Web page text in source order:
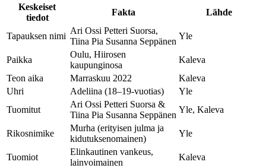
Keskeiset
tiedot
Fakta Lähde
Tapauksen nimi
Ari Ossi Petteri Suorsa,
Tiina Pia Susanna Seppänen
Yle
Paikka
Oulu, Hiirosen
kaupunginosa
Kaleva
Teon aika
Marraskuu 2022
Kaleva
Uhri
Adeliina (18–19-vuotias)
Yle
Tuomitut
Ari Ossi Petteri Suorsa &
Tiina Pia Susanna Seppänen
Yle, Kaleva
Rikosnimike
Murha (erityisen julma ja
kidutuksenomainen)
Yle
Tuomiot
Elinkautinen vankeus,
lainvoimainen
Kaleva